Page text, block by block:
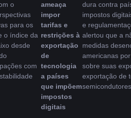
o
para os
o índice da
desde
com
ameaça
impor
tarifas e
restrições à
exportação
de
tecnologia
a países
que impõem
impostos
digitais
dura contra
impostos
e
alertou que a
medidas
americanas
sobre suas
exportação de
semicondutores.